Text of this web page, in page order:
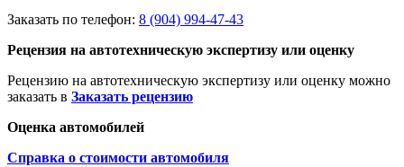
Заказать по телефон: 8 (904) 994-47-43
Рецензия на автотехническую экспертизу или оценку
Рецензию на автотехническую экспертизу или оценку можно
заказать в Заказать рецензию
Оценка автомобилей
Справка о стоимости автомобиля